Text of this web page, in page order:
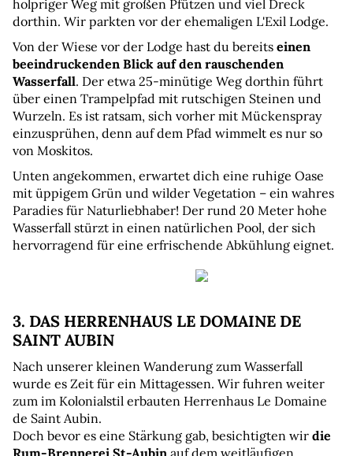
holpriger Weg mit großen Pfützen und viel Dreck
dorthin. Wir parkten vor der ehemaligen L'Exil Lodge.
Von der Wiese vor der Lodge hast du bereits einen
beeindruckenden Blick auf den rauschenden
Wasserfall. Der etwa 25-minütige Weg dorthin führt
über einen Trampelpfad mit rutschigen Steinen und
Wurzeln. Es ist ratsam, sich vorher mit Mückenspray
einzusprühen, denn auf dem Pfad wimmelt es nur so
von Moskitos.
Unten angekommen, erwartet dich eine ruhige Oase
mit üppigem Grün und wilder Vegetation – ein wahres
Paradies für Naturliebhaber! Der rund 20 Meter hohe
Wasserfall stürzt in einen natürlichen Pool, der sich
hervorragend für eine erfrischende Abkühlung eignet.
3. DAS HERRENHAUS LE DOMAINE DE
SAINT AUBIN
Nach unserer kleinen Wanderung zum Wasserfall
wurde es Zeit für ein Mittagessen. Wir fuhren weiter
zum im Kolonialstil erbauten Herrenhaus Le Domaine
de Saint Aubin.
Doch bevor es eine Stärkung gab, besichtigten wir die
Rum-Brennerei St-Aubin auf dem weitläufigen